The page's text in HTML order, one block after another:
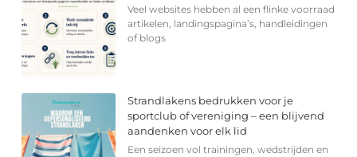
Veel websites hebben al een flinke voorraad
artikelen, landingspagina’s, handleidingen
of blogs
Strandlakens bedrukken voor je
sportclub of vereniging – een blijvend
aandenken voor elk lid
Een seizoen vol trainingen, wedstrijden en